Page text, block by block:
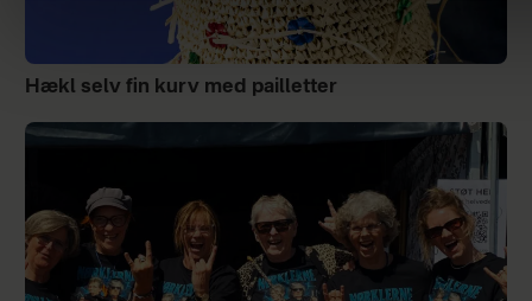
Hækl selv fin kurv med pailletter